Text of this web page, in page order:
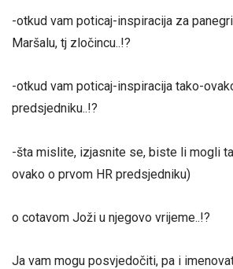
-otkud vam poticaj-inspiracija za
Maršalu, tj zločincu..!?
-otkud vam poticaj-inspiracija tako-
predsjedniku..!?
-šta mislite, izjasnite se, biste li mogli
ovako o prvom HR predsjedniku)
o cotavom Joži u njegovo vrijeme..!?
Ja vam mogu posvjedočiti, pa i